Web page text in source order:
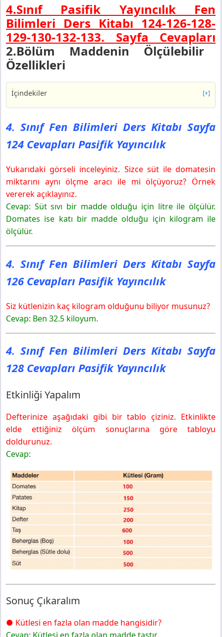
4.Sınıf Pasifik Yayıncılık Fen
Bilimleri Ders Kitabı 124-126-128-
129-130-132-133. Sayfa Cevapları
2.Bölüm Maddenin Ölçülebilir
Özellikleri
İçindekiler [+]
4. Sınıf Fen Bilimleri Ders Kitabı Sayfa 124 Cevapları
Pasifik Yayıncılık
4. Sınıf Fen Bilimleri Ders Kitabı Sayfa 126 Cevapları
Pasifik Yayıncılık
Pasifik Yayıncılık
Etkinliği Yapalım
Sonuç Çıkaralım
4. Sınıf Fen Bilimleri Ders Kitabı Sayfa 129 Cevapları
Pasifik Yayıncılık
4. Sınıf Fen Bilimleri Ders Kitabı Sayfa 130 Cevapları
Pasifik Yayıncılık
Sonuç Çıkaralım
Pasifik Yayıncılık
4. Sınıf Fen Bilimleri Ders Kitabı Sayfa
124 Cevapları Pasifik Yayıncılık
Yukarıdaki görseli inceleyiniz. Sizce süt ile domatesin
miktarını aynı ölçme aracı ile mi ölçüyoruz? Örnek
vererek açıklayınız.
Cevap: Süt sıvı bir madde olduğu için litre ile ölçülür.
Domates ise katı bir madde olduğu için kilogram ile
ölçülür.
4. Sınıf Fen Bilimleri Ders Kitabı Sayfa
126 Cevapları Pasifik Yayıncılık
Siz kütlenizin kaç kilogram olduğunu biliyor musunuz?
Cevap: Ben 32.5 kiloyum.
4. Sınıf Fen Bilimleri Ders Kitabı Sayfa
128 Cevapları Pasifik Yayıncılık
Etkinliği Yapalım
Defterinize aşağıdaki gibi bir tablo çiziniz. Etkinlikte
elde ettiğiniz ölçüm sonuçlarına göre tabloyu
doldurunuz.
Cevap:
Sonuç Çıkaralım
● Kütlesi en fazla olan madde hangisidir?